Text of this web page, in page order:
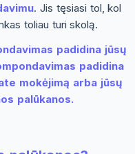
. Jis tęsiasi tol, kol
toliau turi skolą.
padidina jūsų
padidina
mokėjimą arba jūsų
palūkanos.